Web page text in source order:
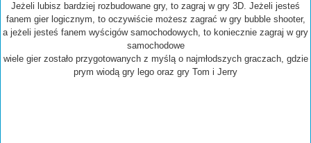
Jeżeli lubisz bardziej rozbudowane gry, to zagraj w gry 3D. Jeżeli jesteś
fanem gier logicznym, to oczywiście możesz zagrać w gry bubble shooter,
a jeżeli jesteś fanem wyścigów samochodowych, to koniecznie zagraj w gry
samochodowe
wiele gier zostało przygotowanych z myślą o najmłodszych graczach, gdzie
prym wiodą gry lego oraz gry Tom i Jerry